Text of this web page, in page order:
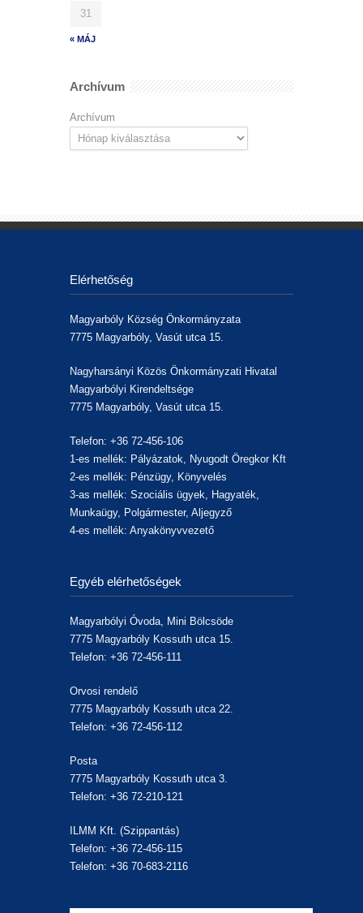
« MÁJ
31
Archívum
Archívum
Elérhetőség
Magyarbóly Község Önkormányzata
7775 Magyarbóly, Vasút utca 15.
Nagyharsányi Közös Önkormányzati Hivatal
Magyarbólyi Kirendeltsége
7775 Magyarbóly, Vasút utca 15.
Telefon: +36 72-456-106
1-es mellék: Pályázatok, Nyugodt Öregkor Kft
2-es mellék: Pénzügy, Könyvelés
3-as mellék: Szociális ügyek, Hagyaték,
Munkaügy, Polgármester, Aljegyző
4-es mellék: Anyakönyvvezető
Egyéb elérhetőségek
Magyarbólyi Óvoda, Mini Bölcsöde
7775 Magyarbóly Kossuth utca 15.
Telefon: +36 72-456-111
Orvosi rendelő
7775 Magyarbóly Kossuth utca 22.
Telefon: +36 72-456-112
Posta
7775 Magyarbóly Kossuth utca 3.
Telefon: +36 72-210-121
ILMM Kft. (Szippantás)
Telefon: +36 72-456-115
Telefon: +36 70-683-2116